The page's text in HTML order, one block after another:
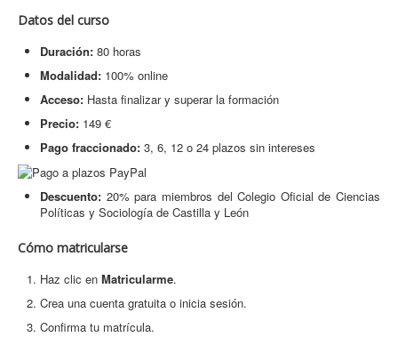
Datos del curso
Duración: 80 horas
Modalidad: 100% online
Acceso: Hasta finalizar y superar la formación
Precio: 149 €
Pago fraccionado: 3, 6, 12 o 24 plazos sin intereses
Descuento: 20% para miembros del Colegio Oficial de Ciencias
Políticas y Sociología de Castilla y León
Cómo matricularse
Haz clic en Matricularme.
Crea una cuenta gratuita o inicia sesión.
Confirma tu matrícula.